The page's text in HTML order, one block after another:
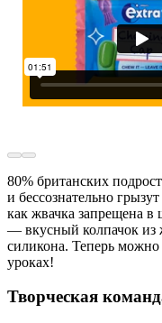
80% британских
и бессознательно
как жвачка запрещена в
— вкусный колпачок из
силикона. Теперь можно
уроках!
Творческая